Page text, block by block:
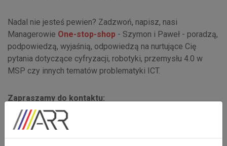
Nadal nie jesteś pewien? Zadzwoń, napisz, nasi
Managerowie One-stop-shop - Szymon i Paweł - poradzą,
podpowiedzą, wyjaśnią, odpowiedzą na nurtujące Cię
pytania dotyczące cyfryzacji, robotyki, przemysłu 4.0 w
MSP czy innych tematów problematyki ICT.
Zapraszamy do kontaktu:
Szymon: spryszcz@arrsa.pl 📞 +48 512 029 300
Paweł: pknapek@arrsa.pl 📞 +48 506 351 339